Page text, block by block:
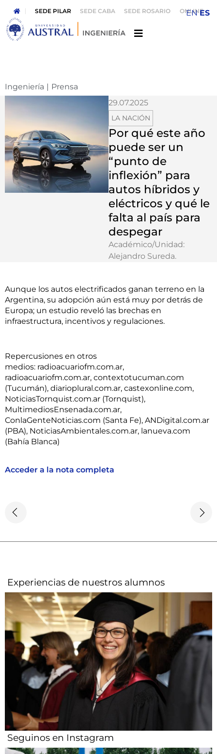
SEDE PILAR SEDE CABA SEDE ROSARIO ONLINE
Ingeniería | Prensa
29.07.2025
LA NACIÓN
Por qué este año
puede ser un
“punto de
inflexión” para
autos híbridos y
eléctricos y qué le
falta al país para
despegar
Académico/Unidad:
Alejandro Sureda.
Aunque los autos electrificados ganan terreno en la
Argentina, su adopción aún está muy por detrás de
Europa; un estudio reveló las brechas en
infraestructura, incentivos y regulaciones.
Repercusiones en otros
medios: radioacuariofm.com.ar,
radioacuariofm.com.ar, contextotucuman.com
(Tucumán), diarioplural.com.ar, castexonline.com,
NoticiasTornquist.com.ar (Tornquist),
MultimediosEnsenada.com.ar,
ConlaGenteNoticias.com (Santa Fe), ANDigital.com.ar
(PBA), NoticiasAmbientales.com.ar, lanueva.com
(Bahía Blanca)
Acceder a la nota completa
Experiencias de nuestros alumnos​
Seguinos en Instagram
EN ES